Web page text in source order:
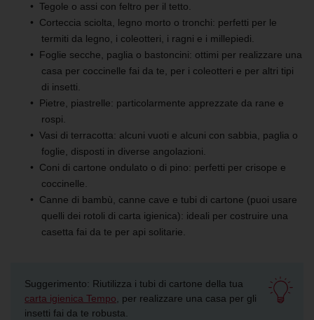
Tegole o assi con feltro per il tetto.
Corteccia sciolta, legno morto o tronchi: perfetti per le
termiti da legno, i coleotteri, i ragni e i millepiedi.
Foglie secche, paglia o bastoncini: ottimi per realizzare una
casa per coccinelle fai da te, per i coleotteri e per altri tipi
di insetti.
Pietre, piastrelle: particolarmente apprezzate da rane e
rospi.
Vasi di terracotta: alcuni vuoti e alcuni con sabbia, paglia o
foglie, disposti in diverse angolazioni.
Coni di cartone ondulato o di pino: perfetti per crisope e
coccinelle.
Canne di bambù, canne cave e tubi di cartone (puoi usare
quelli dei rotoli di carta igienica): ideali per costruire una
casetta fai da te per api solitarie.
Suggerimento: Riutilizza i tubi di cartone della tua
carta igienica Tempo, per realizzare una casa per gli
insetti fai da te robusta.